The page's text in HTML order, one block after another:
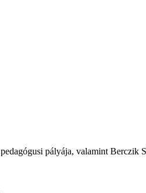
pályája, valamint Berczik